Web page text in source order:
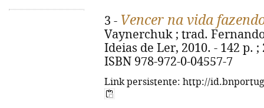
3 - Vencer na vida
Vaynerchuk ; trad.
Ideias de Ler, 2010. - 142 p.
ISBN 978-972-0-04557-7
Link persistente: http://